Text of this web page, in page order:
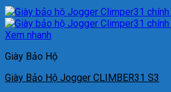
Xem nhanh
Giày Bảo Hộ
Giày Bảo Hộ Jogger CLIMBER31 S3